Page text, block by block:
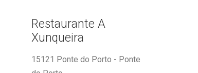
Restaurante A
Xunqueira
15121 Ponte do Porto - Ponte